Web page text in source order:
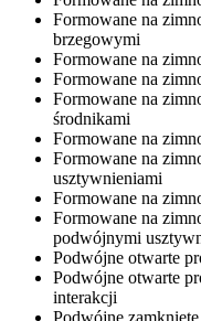
Formowane na
brzegowymi
Formowane na
Formowane na
Formowane na
środnikami
Formowane na
Formowane na
usztywnieniami
Formowane na
Formowane na
podwójnymi
Podwójne otwarte
Podwójne otwarte
interakcji
Podwójne